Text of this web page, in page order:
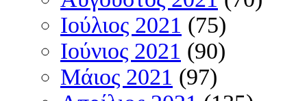
Ιούλιος 2021 (75)
Ιούνιος 2021 (90)
Μάιος 2021 (97)